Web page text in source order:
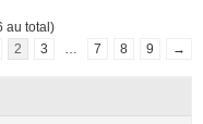
au total)
2 3 7 8 9 →